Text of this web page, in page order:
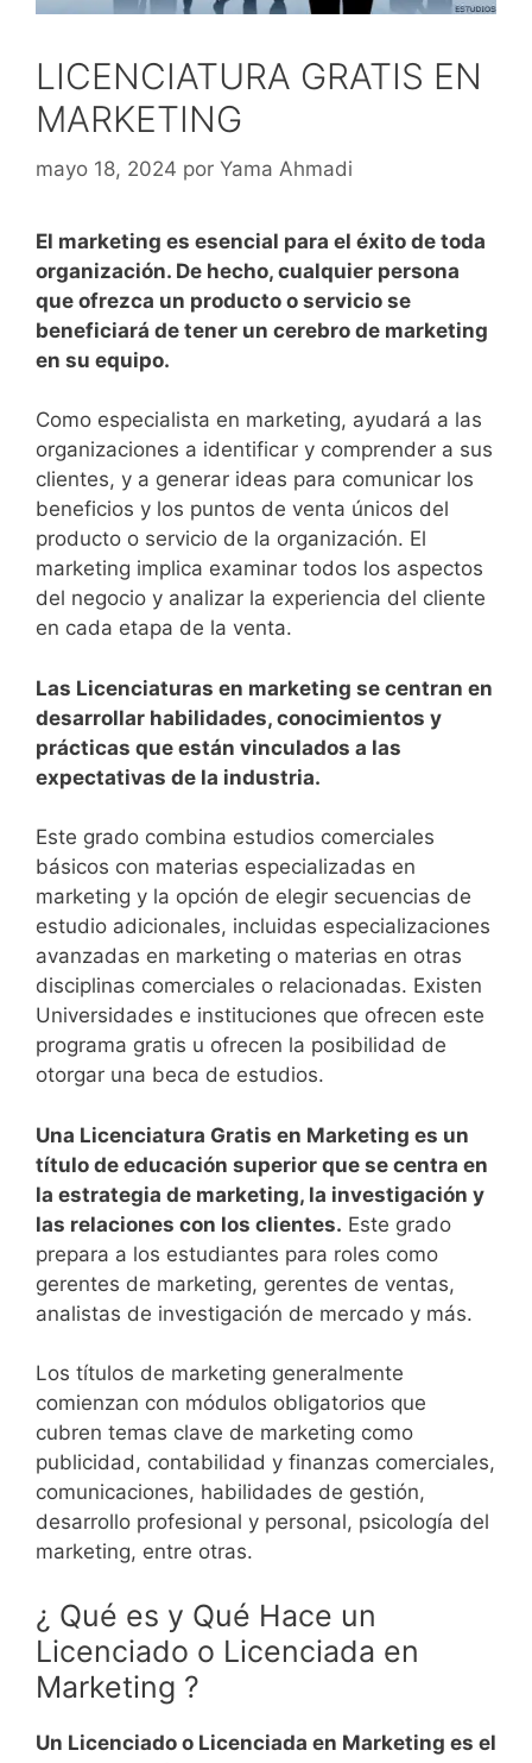
LICENCIATURA GRATIS EN
MARKETING
mayo 18, 2024 por Yama Ahmadi
El marketing es esencial para el éxito de toda
organización. De hecho, cualquier persona
que ofrezca un producto o servicio se
beneficiará de tener un cerebro de marketing
en su equipo.
Como especialista en marketing, ayudará a las
organizaciones a identificar y comprender a sus
clientes, y a generar ideas para comunicar los
beneficios y los puntos de venta únicos del
producto o servicio de la organización. El
marketing implica examinar todos los aspectos
del negocio y analizar la experiencia del cliente
en cada etapa de la venta.
Las Licenciaturas en marketing se centran en
desarrollar habilidades, conocimientos y
prácticas que están vinculados a las
expectativas de la industria.
Este grado combina estudios comerciales
básicos con materias especializadas en
marketing y la opción de elegir secuencias de
estudio adicionales, incluidas especializaciones
avanzadas en marketing o materias en otras
disciplinas comerciales o relacionadas. Existen
Universidades e instituciones que ofrecen este
programa gratis u ofrecen la posibilidad de
otorgar una beca de estudios.
Una Licenciatura Gratis en Marketing es un
título de educación superior que se centra en
la estrategia de marketing, la investigación y
las relaciones con los clientes. Este grado
prepara a los estudiantes para roles como
gerentes de marketing, gerentes de ventas,
analistas de investigación de mercado y más.
Los títulos de marketing generalmente
comienzan con módulos obligatorios que
cubren temas clave de marketing como
publicidad, contabilidad y finanzas comerciales,
comunicaciones, habilidades de gestión,
desarrollo profesional y personal, psicología del
marketing, entre otras.
¿ Qué es y Qué Hace un
Licenciado o Licenciada en
Marketing ?
Un Licenciado o Licenciada en Marketing es el